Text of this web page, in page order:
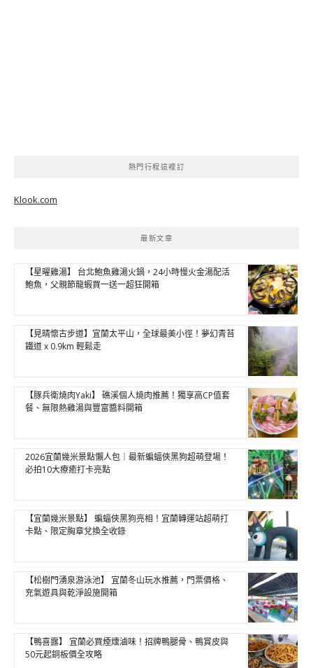
熱門行程這裡訂
Klook.com
最新文章
【星曜雞湯】 台北鮑魚雞湯火鍋，24小時慢火金湯配活
鮑魚，父親節龍蝦買一送一超狂開箱
【見晴懷古步道】宜蘭太平山，全球最美小徑！夢幻青苔
鐵道 x 0.9km 輕鬆走
【豚兵衛燒肉Yaki】 礁溪個人燒肉推薦！獨享高CP值套
餐、無限熱雞湯與豐富醬料開箱
2026宜蘭幾米景點懶人包｜最新蝙蝠俠黑狗超萌登場！
必拍10大療癒打卡亮點
【宜蘭幾米景點】 蝙蝠俠黑狗亮相！宜蘭轉運站超萌打
卡點、限定胸章兌換全收錄
【松樹門湧泉游泳池】 宜蘭冬山玩水推薦，門票價格、
充氣遊具與乾淨設施開箱
【鴨喜露】 宜蘭必買煙燻滷味！招牌鴨腿骨、鴨賞皮與
50元起銅板價全攻略